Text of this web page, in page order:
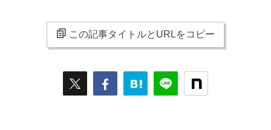
この記事タイトルとURLをコピー